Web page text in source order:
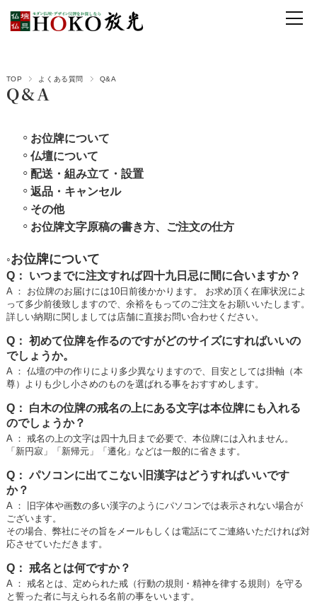
TOP よくある質問 Q&A
Q&A
◦お位牌について
◦仏壇について
◦配送・組み立て・設置
◦返品・キャンセル
◦その他
◦お位牌文字原稿の書き方、ご注文の仕方
◦お位牌について
Q： いつまでに注文すれば四十九日忌に間に合いますか？
A ： お位牌のお届けには10日前後かかります。 お求め頂く在庫状況によ
って多少前後致しますので、余裕をもってのご注文をお願いいたします。
詳しい納期に関しましては店舗に直接お問い合わせください。
Q： 初めて位牌を作るのですがどのサイズにすればいいの
でしょうか。
A ： 仏壇の中の作りにより多少異なりますので、目安としては掛軸（本
尊）よりも少し小さめのものを選ばれる事をおすすめします。
Q： 白木の位牌の戒名の上にある文字は本位牌にも入れる
のでしょうか？
A ： 戒名の上の文字は四十九日まで必要で、本位牌には入れません。
「新円寂」「新帰元」「遷化」などは一般的に省きます。
Q： パソコンに出てこない旧漢字はどうすればいいです
か？
A ： 旧字体や画数の多い漢字のようにパソコンでは表示されない場合が
ございます。
その場合、弊社にその旨をメールもしくは電話にてご連絡いただければ対
応させていただきます。
Q： 戒名とは何ですか？
A ： 戒名とは、定められた戒（行動の規則・精神を律する規則）を守る
と誓った者に与えられる名前の事をいいます。